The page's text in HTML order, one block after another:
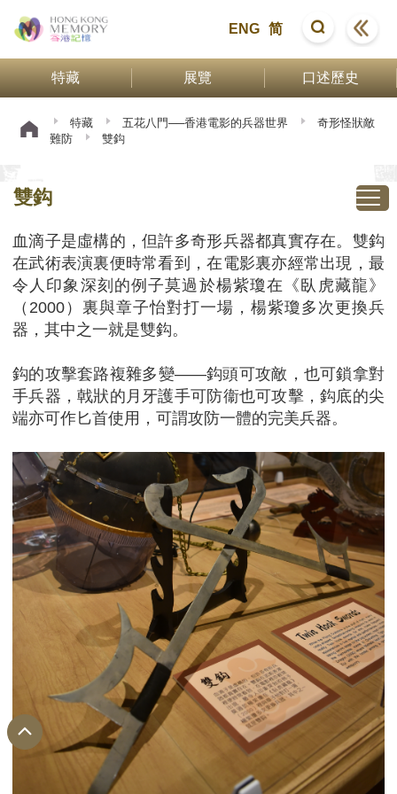
ENG 简
特藏 展覽 口述歷史
特藏 五花八門──香港電影的兵器世界
奇形怪狀敵
難防
雙鈎
雙鈎
血滴子是虛構的，但許多奇形兵器都真實存在。雙鈎
在武術表演裏便時常看到，在電影裏亦經常出現，最
令人印象深刻的例子莫過於楊紫瓊在《臥虎藏龍》
（2000）裏與章子怡對打一場，楊紫瓊多次更換兵
器，其中之一就是雙鈎。
鈎的攻擊套路複雜多變——鈎頭可攻敵，也可鎖拿對
手兵器，戟狀的月牙護手可防衞也可攻擊，鈎底的尖
端亦可作匕首使用，可謂攻防一體的完美兵器。